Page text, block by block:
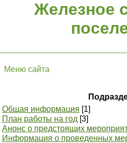
Железное
Меню сайта
Общая информация [1]
План работы на год [3]
Анонс о предстоящих
Информация о проведенных